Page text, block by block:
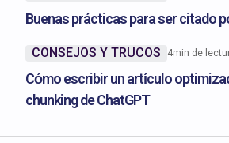
Buenas prácticas para ser citado
CONSEJOS Y TRUCOS 4min de
Cómo escribir un artículo
chunking de ChatGPT